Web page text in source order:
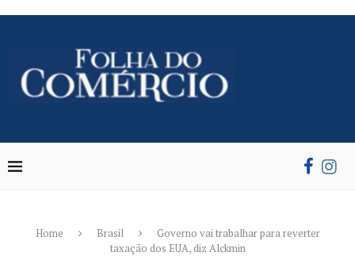
Home Brasil
Governo vai trabalhar para reverter
taxação dos EUA, diz Alckmin